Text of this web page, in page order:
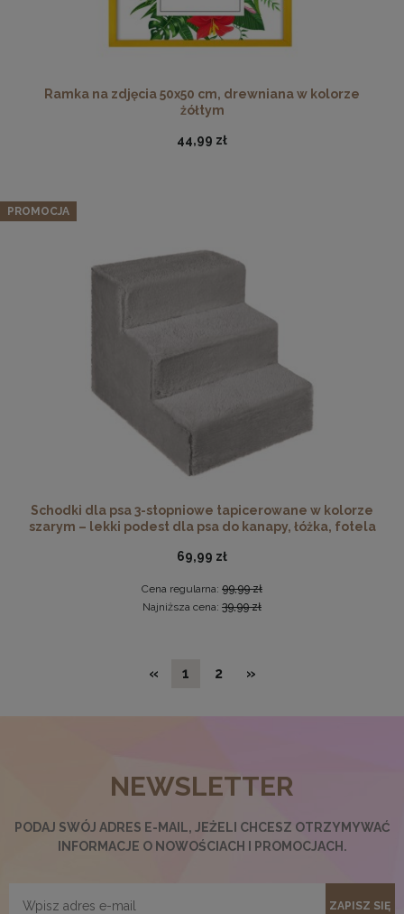
Ramka na zdjęcia A4 21 x 29,7 cm czerwona, z naturalnego
32,99 zł
Ramka na zdjęcia 50x50 cm, drewniana w kolorze
żółtym
44,99 zł
Schodki dla psa 3-stopniowe tapicerowane w kolorze
szarym – lekki podest dla psa do kanapy, łóżka, fotela
69,99 zł
Cena regularna: 99,99 zł
Najniższa cena: 39,99 zł
PROMOCJA
« 1 2 »
NEWSLETTER
PODAJ SWÓJ ADRES E-MAIL, JEŻELI CHCESZ OTRZYMYWAĆ
INFORMACJE O NOWOŚCIACH I PROMOCJACH.
ZAPISZ SIĘ